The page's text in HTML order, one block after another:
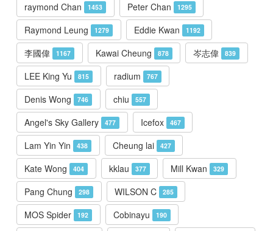
raymond Chan 1453 Peter Chan 1295
Raymond Leung 1279 Eddie Kwan 1192
李國偉 1167 Kawai Cheung 878 岑志偉 839
LEE King Yu 815 radium 767
Denis Wong 746 chiu 557
Angel's Sky Gallery 477 Icefox 467
Lam Yin Yin 438 Cheung lai 427
Kate Wong 404 kklau 377 Mill Kwan 329
Pang Chung 298 WILSON C 285
MOS Spider 192 Cobinayu 190